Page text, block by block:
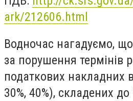
ark/212606.html
Водночас нагадуємо,
за порушення термінів
податкових накладних
30%, 40%), складених